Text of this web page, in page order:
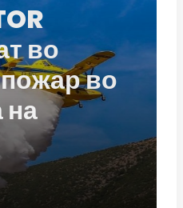
во
во
на